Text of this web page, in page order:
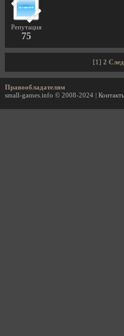
Репутация
75
[1] 2
Правообладателям
small-games.info © 2008-2024 |